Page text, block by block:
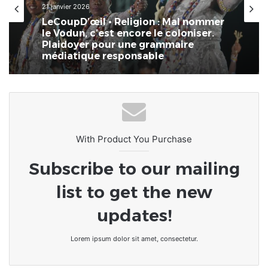
Afrique
21 janvier 2026
LeCoupD’œil • Religion : Mal nommer
le Vodun, c’est encore le coloniser.
médiatique responsable
12 janvier 2026
Bénin – Vodun Days 2026 : la ville de
Ouidah, carrefour mondial de la
culture et du sacré
With Product You Purchase
Subscribe to our mailing
list to get the new
updates!
Lorem ipsum dolor sit amet, consectetur.